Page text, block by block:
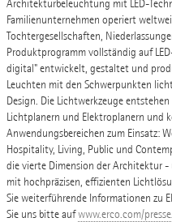
Architekturbeleuchtung mit LED-
Familienunternehmen operiert
Tochtergesellschaften,
Produktprogramm vollständig auf
digital" entwickelt, gestaltet und
Leuchten mit den Schwerpunkten
Design. Die Lichtwerkzeuge
Lichtplanern und Elektroplanern und
Anwendungsbereichen zum Einsatz:
Hospitality, Living, Public und
die vierte Dimension der Architektur
mit hochpräzisen, effizienten
Sie weiterführende Informationen zu
Sie uns bitte aufwww.erco.com/presse